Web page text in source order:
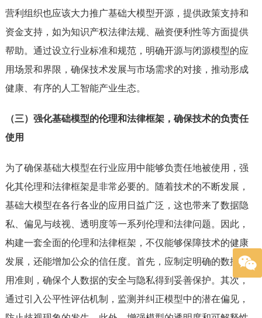
营利组织也应该大力推广基础大模型开源，提供政策支持和
资金支持，如为知识产权法律法规、融资便利性等方面提供
帮助。通过设立行业标准和规范，明确开源与闭源模型的应
用场景和界限，确保技术发展与市场需求的对接，推动形成
健康、有序的人工智能产业生态。
（三）强化基础模型的伦理和法律框架，确保技术的负责任
使用
为了确保基础大模型在行业应用中能够负责任地被使用，强
化其伦理和法律框架是非常必要的。随着技术的不断发展，
基础大模型在各行各业的应用日益广泛，这也带来了数据隐
私、偏见与歧视、透明度等一系列伦理和法律问题。因此，
构建一套全面的伦理和法律框架，不仅能够保障技术的健康
发展，还能增加公众的信任度。首先，应制定明确的数据使
用准则，确保个人数据的安全与隐私得到妥善保护。其次，
通过引入公平性评估机制，监测并纠正模型中的潜在偏见，